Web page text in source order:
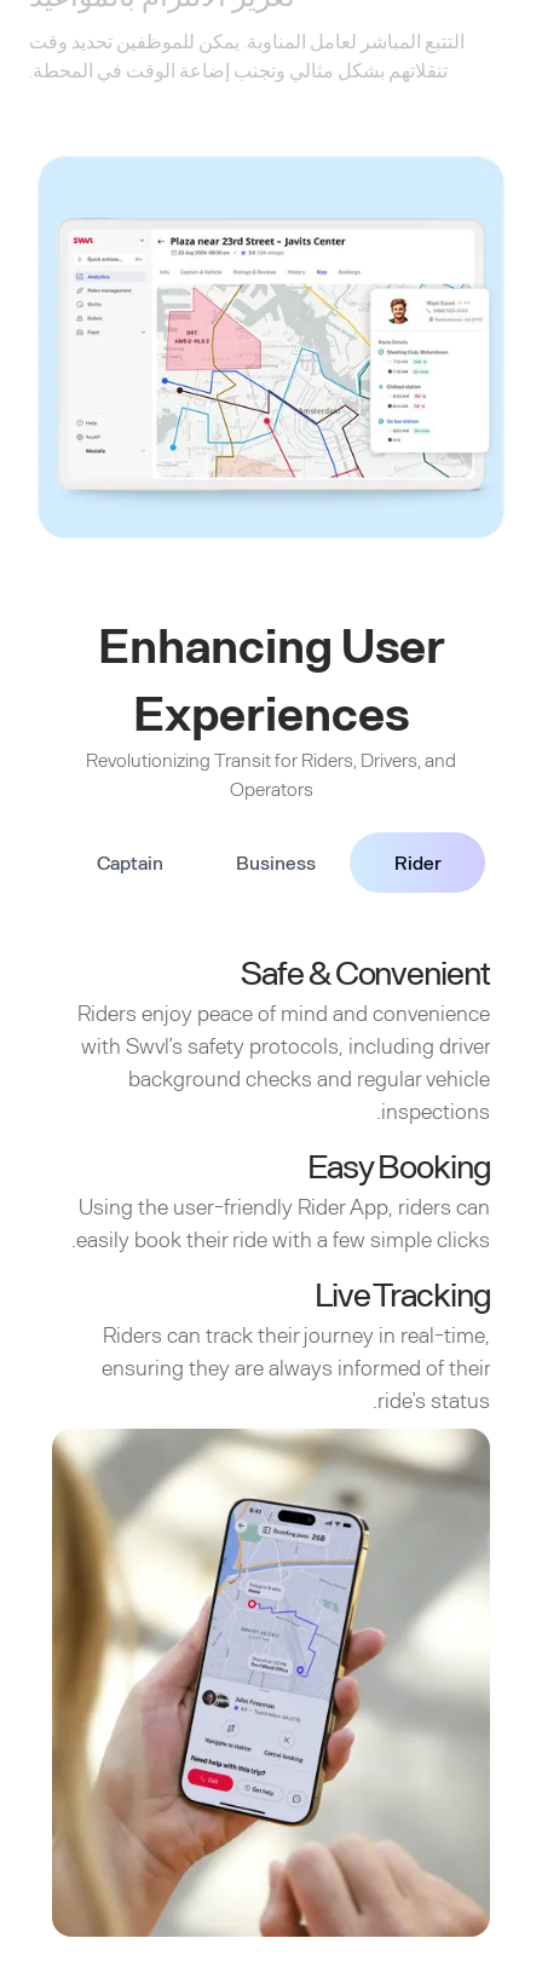
التتبع المباشر لعامل المناوبة. يمكن للموظفين تحديد وقت
تنقلاتهم بشكل مثالي وتجنب إضاعة الوقت في المحطة.
Enhancing User
Experiences
Revolutionizing Transit for Riders, Drivers, and
Operators
Rider
Business
Captain
Safe & Convenient
Riders enjoy peace of mind and convenience
with Swvl’s safety protocols, including driver
background checks and regular vehicle
inspections.
Easy Booking
Using the user-friendly Rider App, riders can
easily book their ride with a few simple clicks.
Live Tracking
Riders can track their journey in real-time,
ensuring they are always informed of their
ride’s status.